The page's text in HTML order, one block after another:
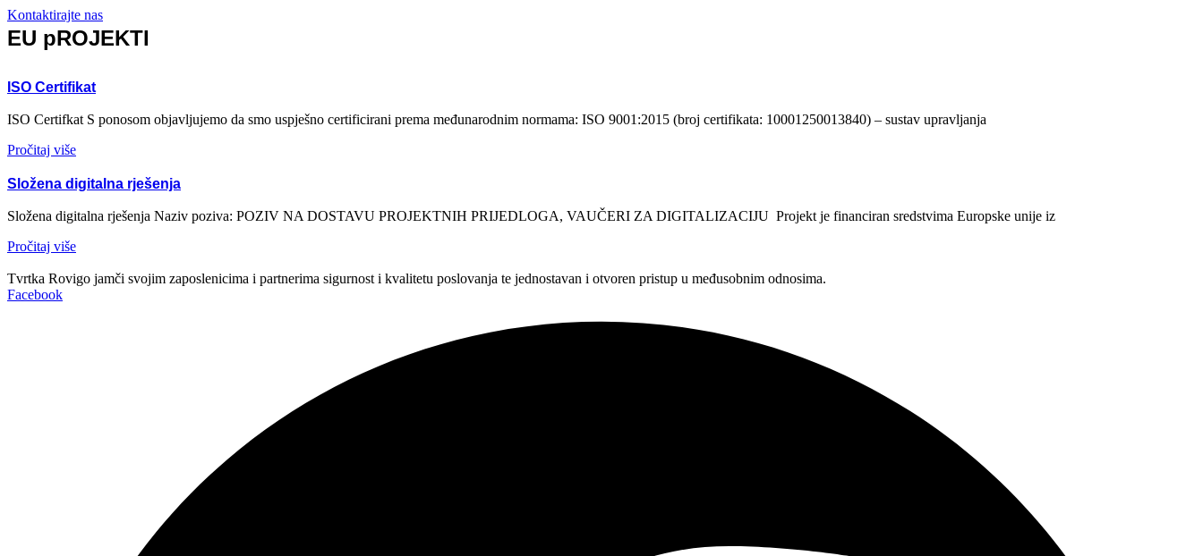
Kontaktirajte nas
EU pROJEKTI
ISO Certifikat
ISO Certifkat S ponosom objavljujemo da smo uspješno certificirani prema međunarodnim normama: ISO 9001:2015 (broj certifikata: 10001250013840) – sustav upravljanja
Pročitaj više
Složena digitalna rješenja
Složena digitalna rješenja Naziv poziva: POZIV NA DOSTAVU PROJEKTNIH PRIJEDLOGA, VAUČERI ZA DIGITALIZACIJU Projekt je financiran sredstvima Europske unije iz
Pročitaj više
Tvrtka Rovigo jamči svojim zaposlenicima i partnerima sigurnost i kvalitetu poslovanja te jednostavan i otvoren pristup u međusobnim odnosima.
Facebook